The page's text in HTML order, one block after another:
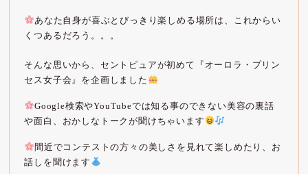
あなた自身が喜ぶとびっきり楽しめる場所は、これからい
くつあるだろう。。。
そんな思いから、セントピュアが初めて『オーロラ・プリン
セス女子会』を企画しました
Google検索やYouTubeでは知る事のできない美容の裏話
や面白、おかしなトークが聞けちゃいます
間近でコンテストの方々の美しさを見れて楽しめたり、お
話しを聞けます